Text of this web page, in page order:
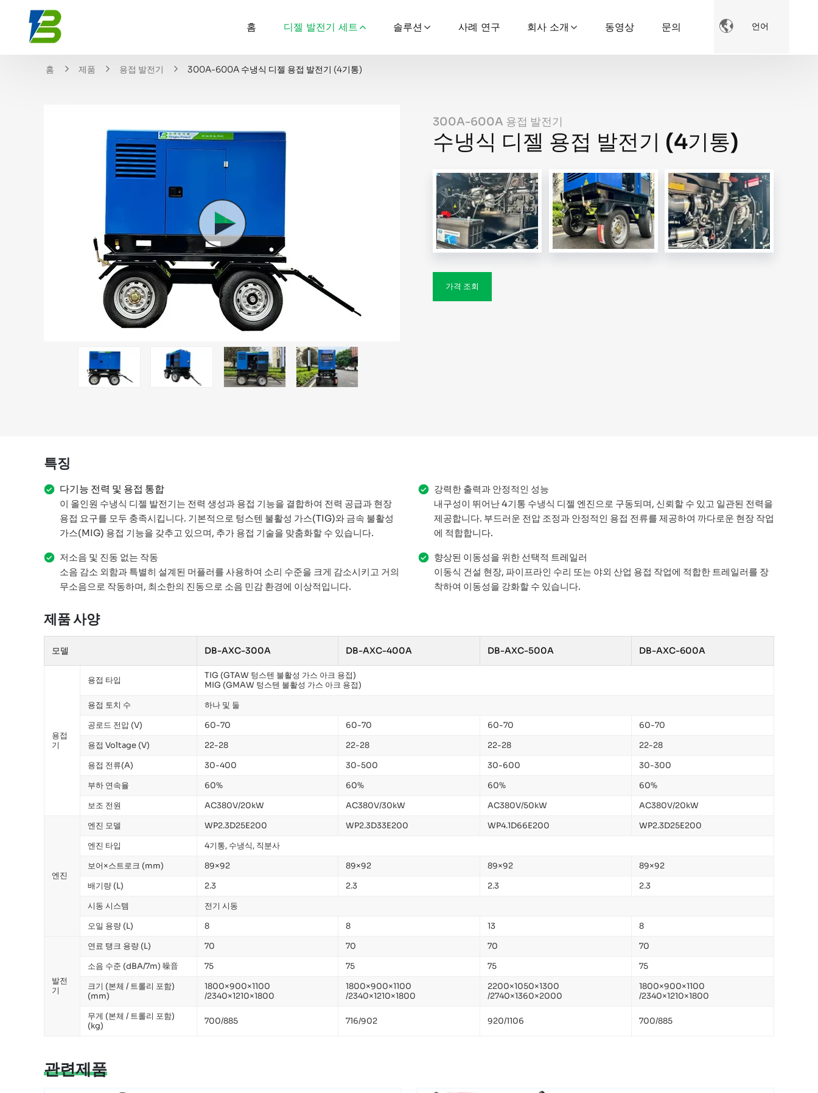
 언어
홈 디젤 발전기 세트 솔루션 사례 연구 회사 소개 동영상 문의
홈 제품 용접 발전기 300A-600A 수냉식 디젤 용접 발전기 (4기통)
300A-600A 용접 발전기
수냉식 디젤 용접 발전기 (4기통)
가격 조회
특징
다기능 전력 및 용접 통합
이 올인원 수냉식 디젤 발전기는 전력 생성과 용접 기능을 결합하여 전력 공급과 현장
용접 요구를 모두 충족시킵니다. 기본적으로 텅스텐 불활성 가스(TIG)와 금속 불활성
가스(MIG) 용접 기능을 갖추고 있으며, 추가 용접 기술을 맞춤화할 수 있습니다.
저소음 및 진동 없는 작동
소음 감소 외함과 특별히 설계된 머플러를 사용하여 소리 수준을 크게 감소시키고 거의
무소음으로 작동하며, 최소한의 진동으로 소음 민감 환경에 이상적입니다.
강력한 출력과 안정적인 성능
내구성이 뛰어난 4기통 수냉식 디젤 엔진으로 구동되며, 신뢰할 수 있고 일관된 전력을
제공합니다. 부드러운 전압 조정과 안정적인 용접 전류를 제공하여 까다로운 현장 작업
에 적합합니다.
향상된 이동성을 위한 선택적 트레일러
이동식 건설 현장, 파이프라인 수리 또는 야외 산업 용접 작업에 적합한 트레일러를 장
착하여 이동성을 강화할 수 있습니다.
제품 사양
모델 DB-AXC-300A DB-AXC-400A DB-AXC-500A DB-AXC-600A
용접
기
용접 타입
TIG (GTAW 텅스텐 불활성 가스 아크 용접)
MIG (GMAW 텅스텐 불활성 가스 아크 용접)
용접 토치 수 하나 및 둘
공로드 전압 (V) 60-70 60-70 60-70 60-70
용접 Voltage (V) 22-28 22-28 22-28 22-28
용접 전류(A) 30-400 30-500 30-600 30-300
부하 연속율 60% 60% 60% 60%
보조 전원 AC380V/20kW AC380V/30kW AC380V/50kW AC380V/20kW
엔진
엔진 모델 WP2.3D25E200 WP2.3D33E200 WP4.1D66E200 WP2.3D25E200
엔진 타입 4기통, 수냉식, 직분사
보어×스트로크 (mm) 89×92 89×92 89×92 89×92
배기량 (L) 2.3 2.3 2.3 2.3
시동 시스템 전기 시동
오일 용량 (L) 8 8 13 8
발전
기
연료 탱크 용량 (L) 70 70 70 70
소음 수준 (dBA/7m) 噪音 75 75 75 75
크기 (본체 / 트롤리 포함)
(mm)
1800×900×1100
/2340×1210×1800
1800×900×1100
/2340×1210×1800
2200×1050×1300
/2740×1360×2000
1800×900×1100
/2340×1210×1800
무게 (본체 / 트롤리 포함)
(kg)
700/885 716/902 920/1106 700/885
관련제품